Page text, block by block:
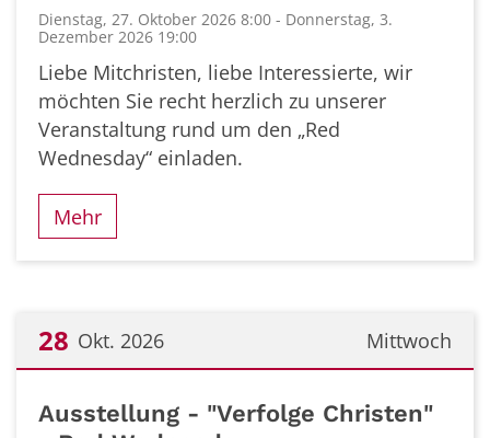
Dienstag, 27. Oktober 2026 8:00 - Donnerstag, 3.
Dezember 2026 19:00
Liebe Mitchristen, liebe Interessierte, wir
möchten Sie recht herzlich zu unserer
Veranstaltung rund um den „Red
Wednesday“ einladen.
Mehr
Mittwoch
28 Okt. 2026
Ausstellung - "Verfolge Christen"